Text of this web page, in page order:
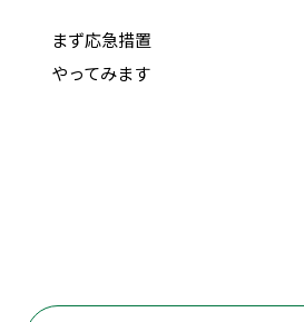
まず応急措置
やってみます